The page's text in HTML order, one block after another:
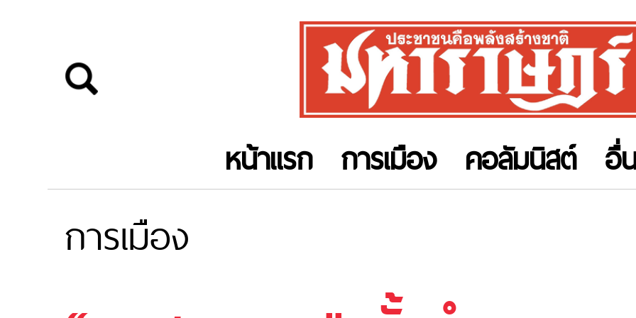
หน้าแรก การเมือง คอลัมนิสต์ อื่
การเมือง